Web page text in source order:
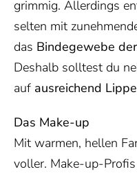
grimmig. Allerdings
selten mit
das Bindegewebe
Deshalb solltest du
auf ausreichend
Das Make-up
Mit warmen, hellen
voller. Make-up-